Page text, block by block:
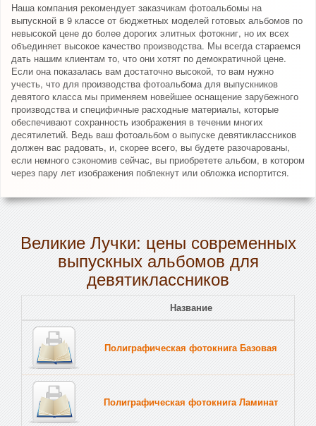
Наша компания рекомендует заказчикам фотоальбомы на
выпускной в 9 классе от бюджетных моделей готовых альбомов по
невысокой цене до более дорогих элитных фотокниг, но их всех
объединяет высокое качество производства. Мы всегда стараемся
дать нашим клиентам то, что они хотят по демократичной цене.
Если она показалась вам достаточно высокой, то вам нужно
учесть, что для производства фотоальбома для выпускников
девятого класса мы применяем новейшее оснащение зарубежного
производства и специфичные расходные материалы, которые
обеспечивают сохранность изображения в течении многих
десятилетий. Ведь ваш фотоальбом о выпуске девятиклассников
должен вас радовать, и, скорее всего, вы будете разочарованы,
если немного сэкономив сейчас, вы приобретете альбом, в котором
через пару лет изображения поблекнут или обложка испортится.
Великие Лучки: цены современных
выпускных альбомов для
девятиклассников
Название
Полиграфическая фотокнига Базовая
Полиграфическая фотокнига Ламинат